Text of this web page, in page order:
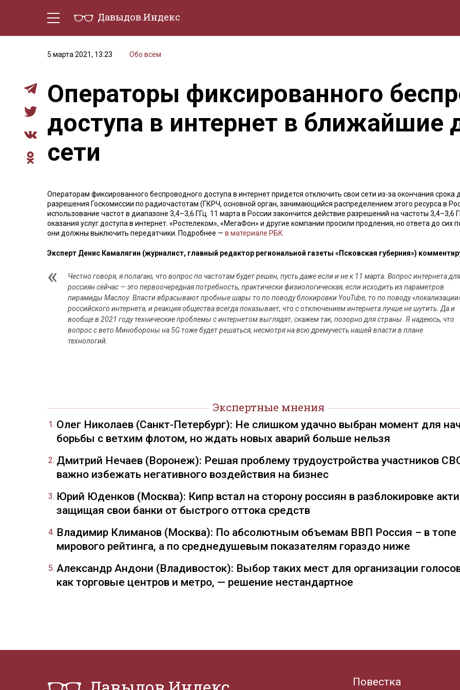
Давыдов.Индекс
5 марта 2021, 13:23
Обо всём
Операторы фиксированного
доступа в интернет в ближайшие
сети
Операторам фиксированного беспроводного доступа в интернет придется отключить свои сети из-за окончания срока
разрешения Госкомиссии по радиочастотам (ГКРЧ, основной орган, занимающийся распределением этого ресурса в
использование частот в диапазоне 3,4–3,6 ГГц. 11 марта в России закончится действие разрешений на частоты 3,4–3,6
оказания услуг доступа в интернет. «Ростелеком», «МегаФон» и другие компании просили продления, но ответа до сих
они должны выключить передатчики. Подробнее — в материале РБК.
Эксперт Денис Камалягин (журналист, главный редактор региональной газеты «Псковская губерния»)
Честно говоря, я полагаю, что вопрос по частотам будет решен, пусть даже если и не к 11 марта. Вопрос интернета для
россиян сейчас — это первоочередная потребность, практически физиологическая, если исходить из параметров
пирамиды Маслоу. Власти вбрасывают пробные шары то по поводу блокировки YouTube, то по поводу
российского интернета, и реакция общества всегда показывает, что с отключением интернета лучше не шутить. Да и
вообще в 2021 году технические проблемы с интернетом выглядят, скажем так, позорно для страны. Я надеюсь, что
вопрос с вето Минобороны на 5G тоже будет решаться, несмотря на всю дремучесть нашей власти в плане
технологий.
Экспертные мнения
Олег Николаев (Санкт-Петербург): Не слишком удачно выбран момент для
борьбы с ветхим флотом, но ждать новых аварий больше нельзя
Дмитрий Нечаев (Воронеж): Решая проблему трудоустройства участников
важно избежать негативного воздействия на бизнес
Юрий Юденков (Москва): Кипр встал на сторону россиян в разблокировке
защищая свои банки от быстрого оттока средств
Владимир Климанов (Москва): По абсолютным объемам ВВП Россия – в топе
мирового рейтинга, а по среднедушевым показателям гораздо ниже
Александр Андони (Владивосток): Выбор таких мест для организации
как торговые центров и метро, — решение нестандартное
Повестка